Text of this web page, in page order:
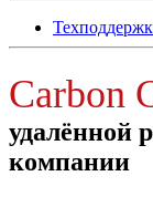
Carbon
удалённой
компании